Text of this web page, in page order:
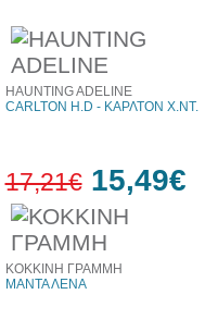
HAUNTING ADELINE
CARLTON H.D - ΚΑΡΛΤΟΝ Χ.ΝΤ.
17,21€ 15,49€
ΚΟΚΚΙΝΗ ΓΡΑΜΜΗ
ΜΑΝΤΑ ΛΕΝΑ